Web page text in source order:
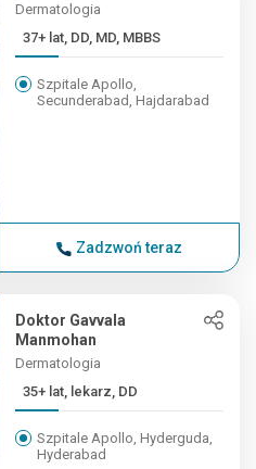
Dermatologia
37+ lat, DD, MD, MBBS
Szpitale Apollo,
Secunderabad, Hajdarabad
Zadzwoń teraz
Doktor Gavvala
Manmohan
Dermatologia
35+ lat, lekarz, DD
Szpitale Apollo, Hyderguda,
Hyderabad